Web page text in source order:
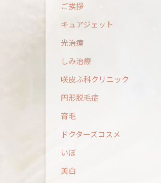
ご挨拶
キュアジェット
光治療
しみ治療
咲皮ふ科クリニック
円形脱毛症
育毛
ドクターズコスメ
いぼ
美白